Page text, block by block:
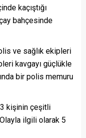
kaçıştığı
bahçesinde
ve sağlık ekipleri
kavgayı güçlükle
bir polis memuru
kişinin çeşitli
ilgili olarak 5